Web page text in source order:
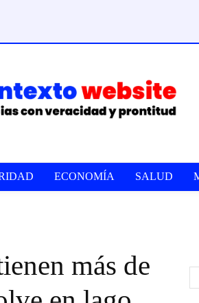
ECONOMÍA SALUD
más de